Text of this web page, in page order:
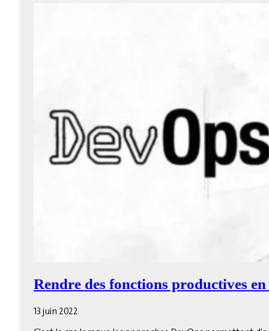
Rendre des fonctions productives
13 juin 2022